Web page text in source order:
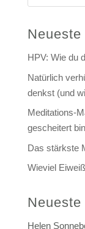
HPV: Wie du
Natürlich
denkst (und
Meditations-
gescheitert bin
Das stärkste
Wieviel
Helen